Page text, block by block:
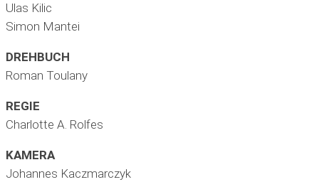
Ulas Kilic
Simon Mantei
DREHBUCH
Roman Toulany
REGIE
Charlotte A. Rolfes
KAMERA
Johannes Kaczmarczyk